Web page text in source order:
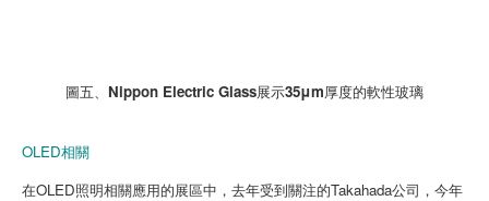
圖五、Nippon Electric Glass展示35μm厚度的軟性玻璃
OLED相關
在OLED照明相關應用的展區中，去年受到關注的Takahada公司，今年